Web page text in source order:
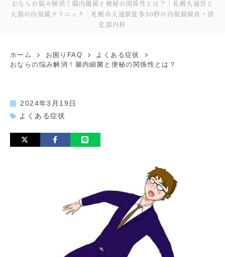
おならの悩み解消！腸内細菌と便秘の関係性とは？｜札幌大通胃と
大腸の内視鏡クリニック｜札幌市大通駅徒歩30秒の内視鏡検査・消
化器内科
ホーム お困りFAQ
よくある症状
おならの悩み解消！腸内細菌と便秘の関係性とは？
2024年3月19日
よくある症状